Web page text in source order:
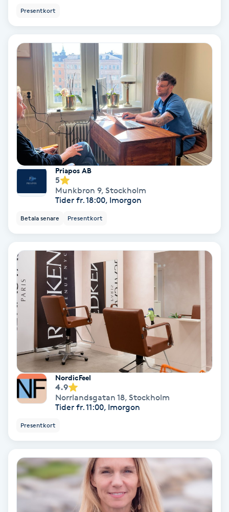
Ansiktsbehandling djuprengörande
Babylights
Bambumassage
Barber
Barnklippning
BIAB
Blowout
Bottenfärg
Brynformning
Brynfärgning
Brynplockning
Bröllopsuppsättning
Color correction
Cryoterapi
Presentkort
Priapos AB
5
Munkbron 9, Stockholm
Tider fr. 18:00, Imorgon
Betala senare Presentkort
NordicFeel
4.9
Norrlandsgatan 18, Stockholm
Tider fr. 11:00, Imorgon
Presentkort